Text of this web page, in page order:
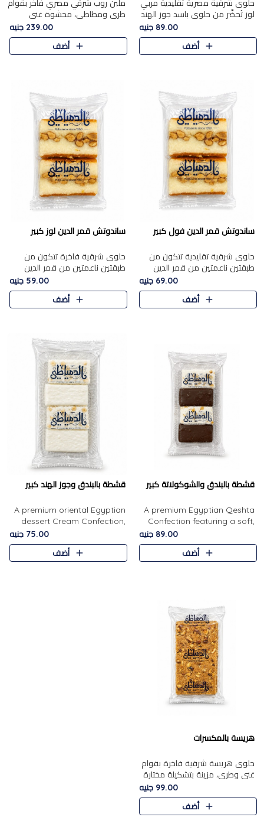
حلوى شرقية مصرية تقليدية مربي
لوز تُحضَّر من حلوى باسد جوز الهند
بقوام طري ومذاق غني، وتُزين
وتغطاه بقطع اللوز الفاخر التي
تضيف لمسة مميزة م..
89.00 جنيه
أضف
ملبن روب شرقي مصري فاخر بقوام
طري ومطاطي، محشوة غني
بسخاء بقطع عين الجمل واللوز
الفاخر التي تضيف قرمشة مميزة
ومرضية ونكهة ناتي غنية في كل
239.00 جنيه
أضف
ساندوتش قمر الدين فول كبير
حلوى شرقية تقليدية تتكون من
طبقتين ناعمتين من قمر الدين
الفاخر، تتوسطهما حشوة غنية من
الفول السوداني المحمص، لتجمع
بين حلاوة المشمش الطبيعية..
69.00 جنيه
أضف
ساندوتش قمر الدين لوز كبير
حلوى شرقية فاخرة تتكون من
طبقتين ناعمتين من قمر الدين
الفاخر، تتوسطهما حشوة غنية من
اللوز المحمص لتمنح مزيجًا متوازنًا
من النعومة والقرمشة. ..
59.00 جنيه
أضف
قشطة بالبندق والشوكولاتة كبير
A premium Egyptian Qeshta
Confection featuring a soft,
creamy texture paired with a
rich layer of premium
chocolate and the distinctive
89.00 جنيه
أضف
قشطة بالبندق وجوز الهند كبير
A premium oriental Egyptian
dessert Cream Confection,
featuring a soft, creamy
texture and the distinctive
flavor of roasted hazelnuts.
75.00 جنيه
أضف
هريسة بالمكسرات
حلوى هريسة شرقية فاخرة بقوام
غني وطري، مزينة بتشكيلة مختارة
من المكسرات الفاخرة التي تضيف
قرمشة مميزة ونكهة غنية في كل
قطعة. تجمع بين المذاق..
99.00 جنيه
أضف